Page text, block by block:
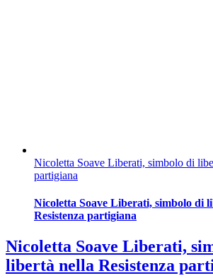
Nicoletta Soave Liberati, simbolo di
partigiana
Nicoletta Soave Liberati, simbolo di
Resistenza partigiana
Nicoletta Soave Liberati,
libertà nella Resistenza